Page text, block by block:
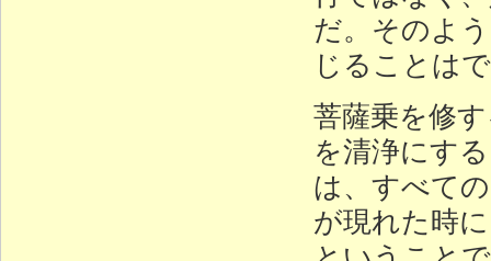
だ。そのよ
じることは
菩薩乗を修
を清浄にす
は、すべて
が現れた時